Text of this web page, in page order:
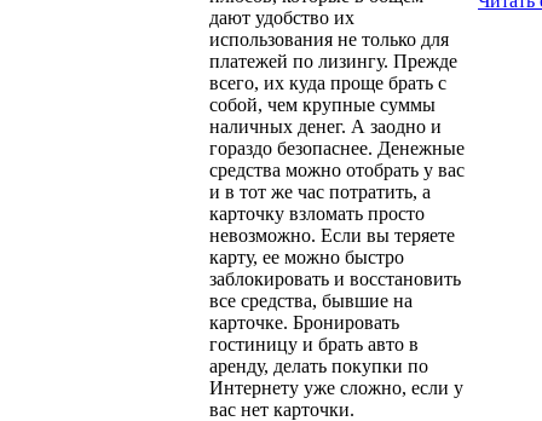
дают удобство их
использования не только для
платежей по лизингу. Прежде
всего, их куда проще брать с
собой, чем крупные суммы
наличных денег. А заодно и
гораздо безопаснее. Денежные
средства можно отобрать у вас
и в тот же час потратить, а
карточку взломать просто
невозможно. Если вы теряете
карту, ее можно быстро
заблокировать и восстановить
все средства, бывшие на
карточке. Бронировать
гостиницу и брать авто в
аренду, делать покупки по
Интернету уже сложно, если у
вас нет карточки.